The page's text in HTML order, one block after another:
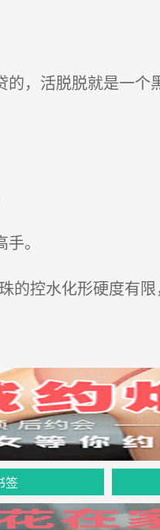
，活脱脱就是一个
。
的控水化形硬度有
签